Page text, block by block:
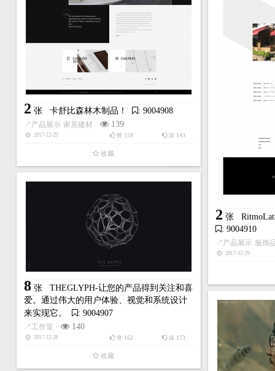
2 张
: 9004910
↗ 产品展示 服饰
2017-12-29
2 张 卡舒比森林木制品！ : 9004908
↗ 产品展示 家居建材 139
2017-12-29 踩 143
赞 159
收藏
8 张 THEGLYPH-让您的产品得到关注和喜
爱。通过伟大的用户体验、视觉和系统设计
来实现它。
: 9004907
↗工作室 140
2017-12-28 踩 173
赞 162
收藏